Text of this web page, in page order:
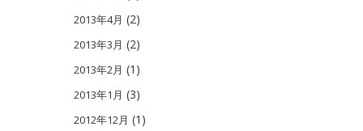
2013年4月 (2)
2013年3月 (2)
2013年2月 (1)
2013年1月 (3)
2012年12月 (1)